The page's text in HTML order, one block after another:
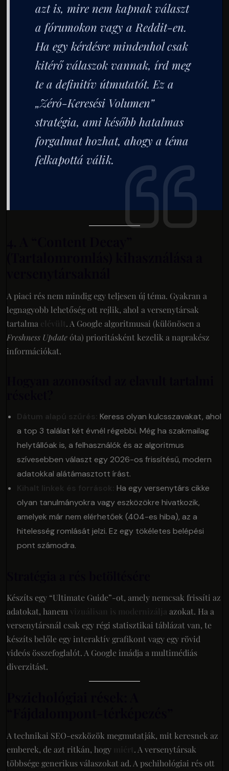
azt is, mire nem kapnak választ
a fórumokon vagy a Reddit-en.
Ha egy kérdésre mindenhol csak
kitérő válaszok vannak, írd meg
te a definitív útmutatót. Ez a
„Zéró-Keresési Volumen”
stratégia, ami később hatalmas
forgalmat hozhat, ahogy a téma
felkapottá válik.
A piaci rés nem mindig egy teljesen új téma. Gyakran a
legnagyobb lehetőség ott rejlik, ahol a versenytársak
tartalma elévült . A Google algoritmusai (különösen a
Freshness Update óta) prioritásként kezelik a naprakész
információkat.
Dátum alapú szűrés:
Keress olyan kulcsszavakat, ahol
a top 3 találat két évnél régebbi. Még ha szakmailag
helytállóak is, a felhasználók és az algoritmus
szívesebben választ egy 2026-os frissítésű, modern
adatokkal alátámasztott írást.
Kihalt linkek és források: Ha egy versenytárs cikke
olyan tanulmányokra vagy eszközökre hivatkozik,
amelyek már nem elérhetőek (404-es hiba), az a
hitelesség romlását jelzi. Ez egy tökéletes belépési
pont számodra.
Készíts egy “Ultimate Guide”-ot, amely nemcsak frissíti az
adatokat, hanem vizuálisan is modernizálja
azokat. Ha a
versenytársnál csak egy régi statisztikai táblázat van, te
készíts belőle egy interaktív grafikont vagy egy rövid
videós összefoglalót. A Google imádja a multimédiás
diverzitást.
A technikai SEO-eszközök megmutatják, mit keresnek az
emberek, de azt ritkán, hogy
miért . A versenytársak
többsége generikus válaszokat ad. A pschihológiai rés ott